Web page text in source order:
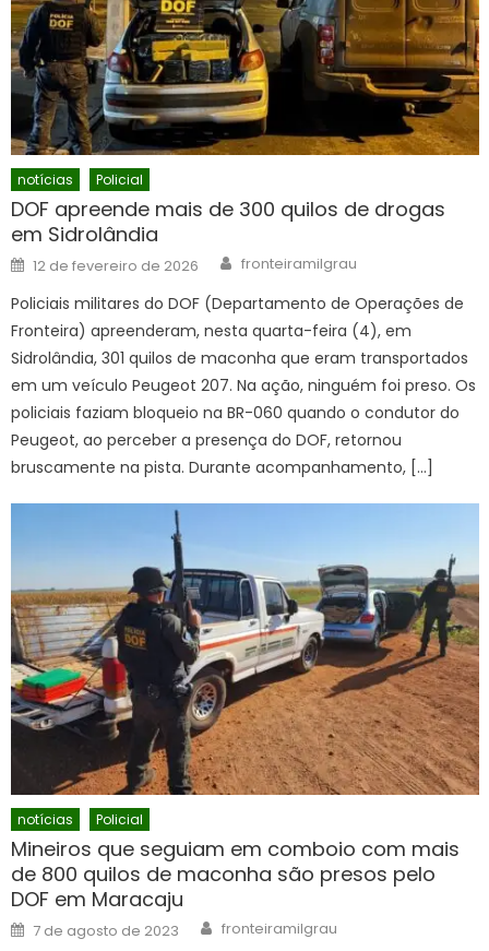
notícias Policial
DOF apreende mais de 300 quilos de drogas
em Sidrolândia
Posted
on
12 de fevereiro de 2026 Author
fronteiramilgrau
Policiais militares do DOF (Departamento de Operações de
Fronteira) apreenderam, nesta quarta-feira (4), em
Sidrolândia, 301 quilos de maconha que eram transportados
em um veículo Peugeot 207. Na ação, ninguém foi preso. Os
policiais faziam bloqueio na BR-060 quando o condutor do
Peugeot, ao perceber a presença do DOF, retornou
bruscamente na pista. Durante acompanhamento, […]
notícias Policial
Mineiros que seguiam em comboio com mais
de 800 quilos de maconha são presos pelo
DOF em Maracaju
Posted
on
7 de agosto de 2023 Author
fronteiramilgrau